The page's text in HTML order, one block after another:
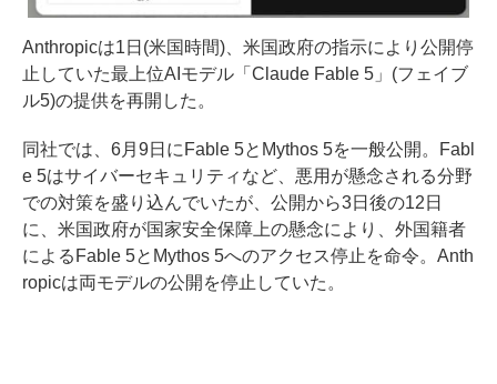
Anthropicは1日(米国時間)、米国政府の指示により公開停
止していた最上位AIモデル「Claude Fable 5」(フェイブ
ル5)の提供を再開した。
同社では、6月9日にFable 5とMythos 5を一般公開。Fabl
e 5はサイバーセキュリティなど、悪用が懸念される分野
での対策を盛り込んでいたが、公開から3日後の12日
に、米国政府が国家安全保障上の懸念により、外国籍者
によるFable 5とMythos 5へのアクセス停止を命令。Anth
ropicは両モデルの公開を停止していた。